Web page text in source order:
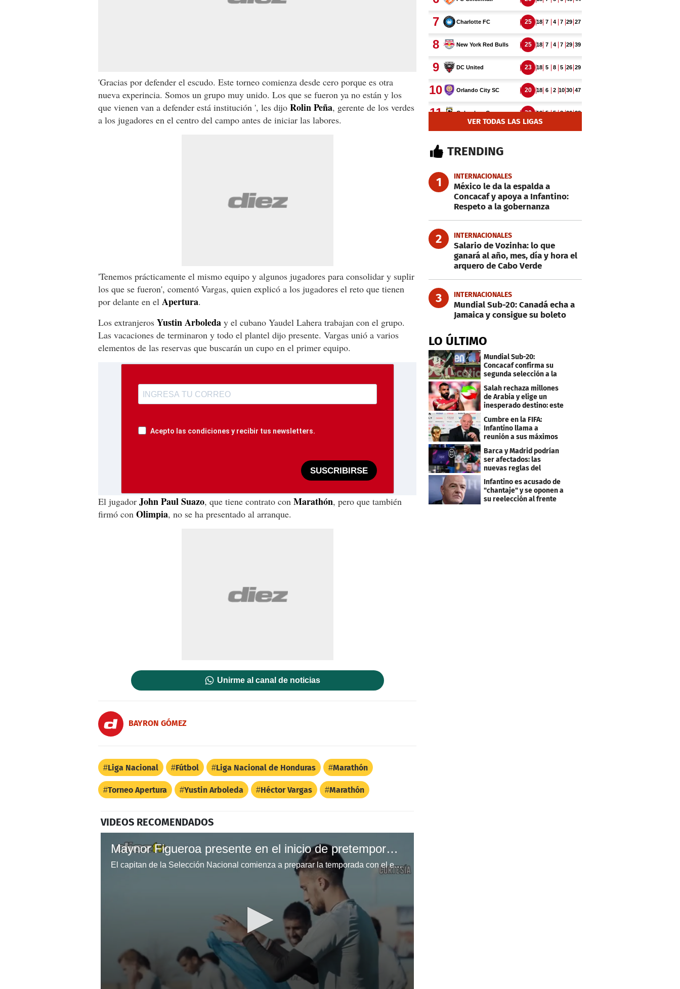
'Gracias por defender el escudo. Este torneo comienza desde cero porque es otra
nueva experincia. Somos un grupo muy unido. Los que se fueron ya no están y los
que vienen van a defender está institución ', les dijo RolinPeña, gerente de los verdes
a los jugadores en el centro del campo antes de iniciar las labores.
'Tenemos prácticamente el mismo equipo y algunos jugadores para consolidar y suplir
los que se fueron', comentó Vargas, quien explicó a los jugadores el reto que tienen
por delante en el Apertura.
Los extranjeros Yustin Arboleda y el cubano Yaudel Lahera trabajan con el grupo.
Las vacaciones de terminaron y todo el plantel dijo presente. Vargas unió a varios
elementos de las reservas que buscarán un cupo en el primer equipo.
Acepto las condiciones y recibir tus newsletters.
SUSCRIBIRSE
El jugador John Paul Suazo, que tiene contrato con Marathón, pero que también
firmó con Olimpia, no se ha presentado al arranque.
Unirme al canal de noticias
BAYRON GÓMEZ
Liga Nacional Fútbol Liga Nacional de Honduras Marathón
Torneo Apertura Yustin Arboleda Héctor Vargas Marathón
VIDEOS RECOMENDADOS
Maynor Figueroa presente en el inicio de pretemporada con el FC Dallas
El capitan de la Selección Nacional comienza a preparar la temporada con el equipo de la MLS
VER TODAS LAS LIGAS
TRENDING
1 INTERNACIONALES
México le da la espalda a
Concacaf y apoya a Infantino:
Respeto a la gobernanza
2 INTERNACIONALES
Salario de Vozinha: lo que
ganará al año, mes, día y hora el
arquero de Cabo Verde
3 INTERNACIONALES
Mundial Sub-20: Canadá echa a
Jamaica y consigue su boleto
LO ÚLTIMO
Mundial Sub-20:
Concacaf confirma su
segunda selección a la
Copa del Mundo 2027
Salah rechaza millones
de Arabia y elige un
inesperado destino: este
será su club
Cumbre en la FIFA:
Infantino llama a
reunión a sus máximos
Barca y Madrid podrían
ser afectados: las
nuevas reglas del
arbitraje en LaLiga
Infantino es acusado de
"chantaje" y se oponen a
su reelección al frente